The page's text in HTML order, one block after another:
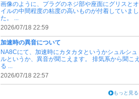
画像のように、プラグのネジ部や座面にグリスとオ
イルの中間程度の粘度の高いものが付着していまし
た。 ...
2026/07/18 22:59
加速時の異音について
NA8Cにて、加速時にカタカタというかシュルシュ
ルというか、異音が聞こえます。 排気系から聞こえ
る ...
2026/07/18 22:57
もっと見る